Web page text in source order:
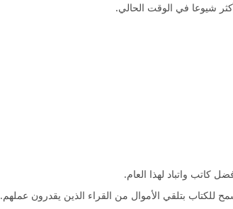
شيوعا في الوقت الحالي.
للكتاب بتلقي الأموال من القراء الذين يقدرون عملهم.